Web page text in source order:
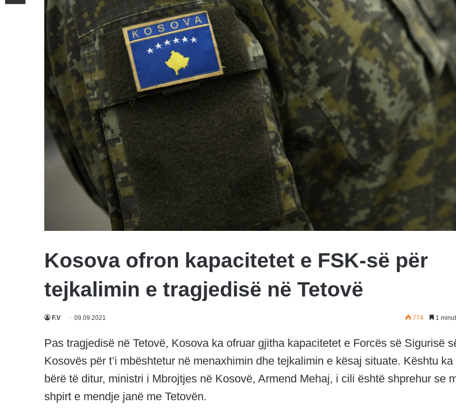
Kosova ofron kapacitetet e FSK-së për
tejkalimin e tragjedisë në Tetovë
F.V 09.09.2021 774 1
Pas tragjedisë në Tetovë, Kosova ka ofruar gjitha kapacitetet e Forcës së Sigurisë
Kosovës për t’i mbështetur në menaxhimin dhe tejkalimin e kësaj situate. Kështu ka
bërë të ditur, ministri i Mbrojtjes në Kosovë, Armend Mehaj, i cili është shprehur se
shpirt e mendje janë me Tetovën.